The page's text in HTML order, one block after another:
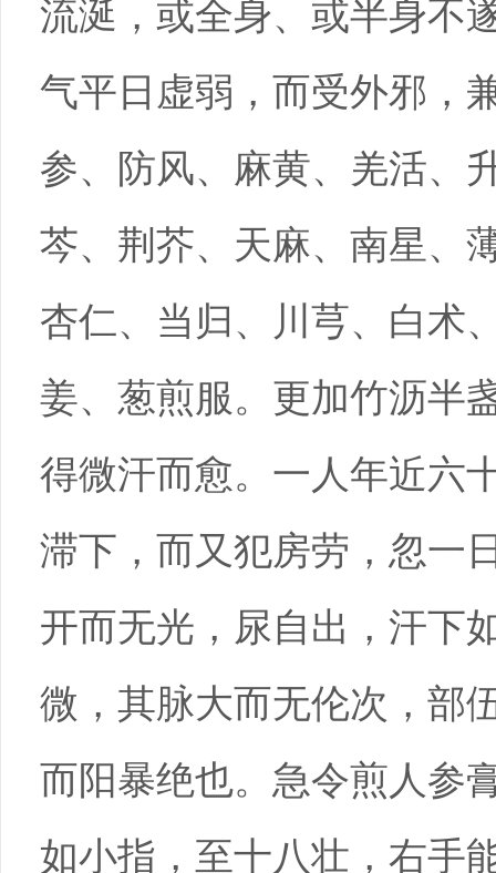
流涎，或全身、或半身不
气平日虚弱，而受外邪，
参、防风、麻黄、羌活、
芩、荆芥、天麻、南星、
杏仁、当归、川芎、白术
姜、葱煎服。更加竹沥半
得微汗而愈。一人年近六
滞下，而又犯房劳，忽一
开而无光，尿自出，汗下
微，其脉大而无伦次，部
而阳暴绝也。急令煎人参
如小指，至十八壮，右手